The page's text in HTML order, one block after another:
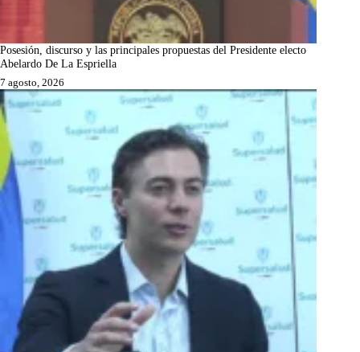
Posesión, discurso y las principales propuestas del Presidente electo
Abelardo De La Espriella
7 agosto, 2026